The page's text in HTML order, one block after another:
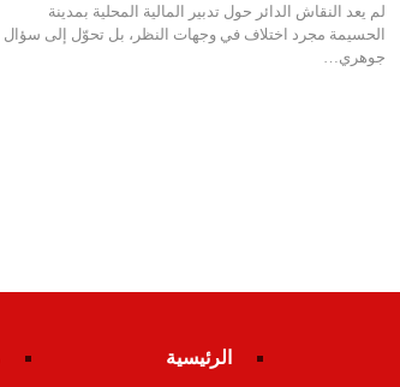
لم يعد النقاش الدائر حول تدبير المالية المحلية بمدينة
الحسيمة مجرد اختلاف في وجهات النظر، بل تحوّل إلى سؤال
جوهري…
الرئيسية